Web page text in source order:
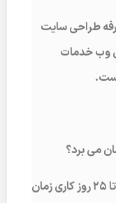
طراحی سایت
وب خدمات
می برد؟
خدمات طراحی سایت حرفه ای بین 10 تا 25 روز کاری زمان